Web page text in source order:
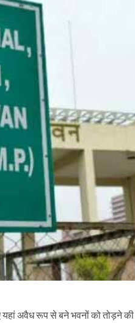
यहां अवैध रूप से बने भवनों को तोड़ने की